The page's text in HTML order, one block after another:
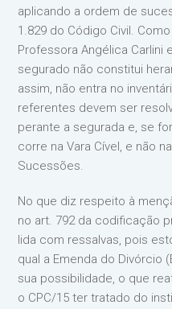
aplicando a ordem de
1.829 do Código Civil.
Professora Angélica Carlini
segurado não constitui
assim, não entra no
referentes devem ser
perante a segurada e, se
corre na Vara Cível, e não
Sucessões.
No que diz respeito à
no art. 792 da codificação
lida com ressalvas, pois
qual a Emenda do Divórcio
sua possibilidade, o que
o CPC/15 ter tratado do